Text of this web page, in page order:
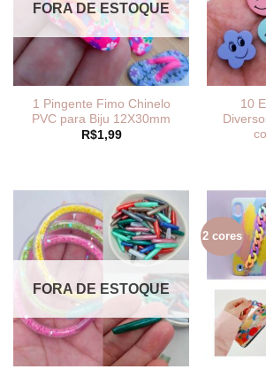
FORA DE ESTOQUE
1 Pingente Fimo Chinelo
PVC para Biju 12X30mm
R$1,99
10
FORA DE ESTOQUE
2 cores